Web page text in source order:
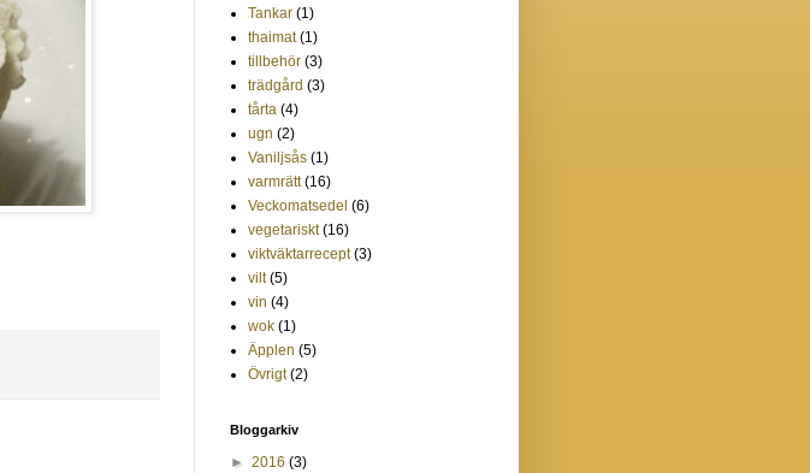
Tankar (1)
thaimat (1)
tillbehör (3)
trädgård (3)
tårta (4)
ugn (2)
Vaniljsås (1)
varmrätt (16)
Veckomatsedel (6)
vegetariskt (16)
viktväktarrecept (3)
vilt (5)
vin (4)
wok (1)
Äpplen (5)
Övrigt (2)
Bloggarkiv
► 2016 (3)